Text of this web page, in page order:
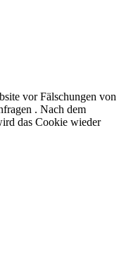
vor Fälschungen von
. Nach dem
das Cookie wieder